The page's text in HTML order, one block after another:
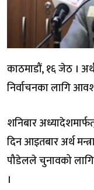
काठमाडौं, १६ जेठ ।
निर्वाचनका लागि
शनिबार
दिन आइतबार अर्थ
पौडेलले चुनावको
।